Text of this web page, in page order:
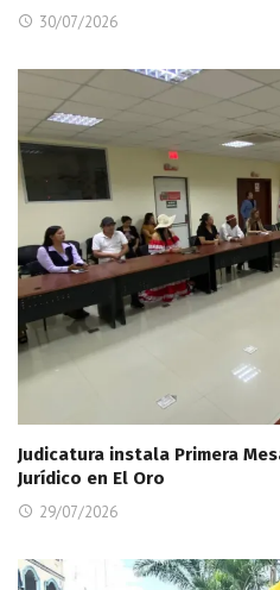
30/07/2026
Judicatura instala Primera
Jurídico en El Oro
29/07/2026